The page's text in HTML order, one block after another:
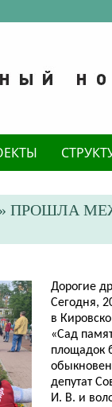
ПРОШЛА
Дорогие
Сегодня,
в
«Сад
площадок
депутат
И. В. и